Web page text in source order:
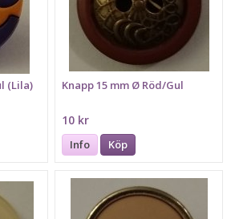
(Lila) Knapp 15 mm Ø Röd/Gul
10 kr
Info Köp